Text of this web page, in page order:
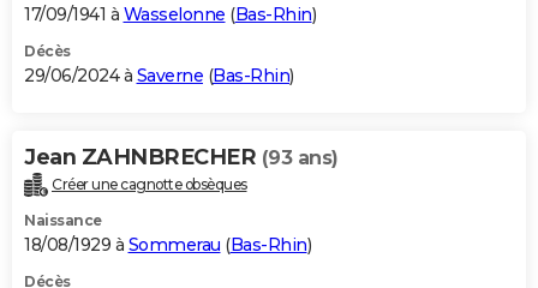
17/09/1941 à Wasselonne (Bas-Rhin)
Décès
29/06/2024 à Saverne (Bas-Rhin)
Jean ZAHNBRECHER (93 ans)
Créer une cagnotte obsèques
Naissance
18/08/1929 à Sommerau (Bas-Rhin)
Décès